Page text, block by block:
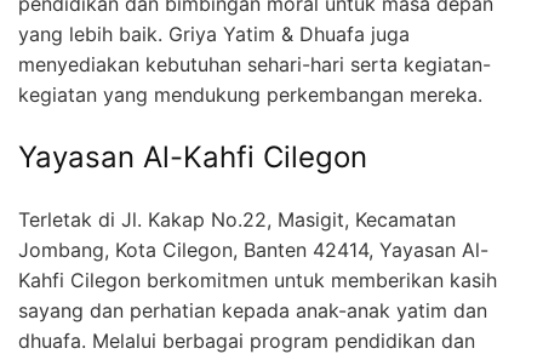
yang lebih baik. Griya Yatim & Dhuafa juga
menyediakan kebutuhan sehari-hari serta kegiatan-
kegiatan yang mendukung perkembangan mereka.
Yayasan Al-Kahfi Cilegon
Terletak di Jl. Kakap No.22, Masigit, Kecamatan
Jombang, Kota Cilegon, Banten 42414, Yayasan Al-
Kahfi Cilegon berkomitmen untuk memberikan kasih
sayang dan perhatian kepada anak-anak yatim dan
dhuafa. Melalui berbagai program pendidikan dan